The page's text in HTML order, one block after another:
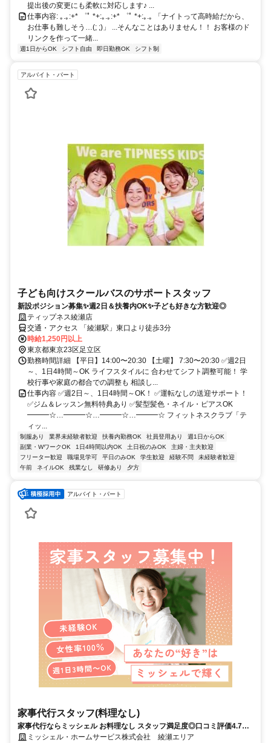
提出後の変更にも柔軟に対応します♪ ...
仕事内容: ｡.｡:+* ゜ﾟ *+:｡.｡:+* ゜ﾟ *+:｡.｡ 「ナイトって高時給だから、
お仕事も難しそう…(; ;)」 ...そんなことはありません！！ お客様のド
リンクを作って一緒...
週1日からOK シフト自由 即日勤務OK シフト制
アルバイト・パート
子ども向けスクールバスのサポートスタッフ
新設ポジション募集✨週2日＆扶養内OK✨子ども好きな方歓迎◎
ティップネス綾瀬店
交通・アクセス 「綾瀬駅」東口より徒歩3分
時給1,250円以上
東京都東京23区足立区
勤務時間詳細 【平日】14:00〜20:30 【土曜】 7:30〜20:30 ✅週2日
～、1日4時間～OK ライフスタイルに 合わせてシフト調整可能！ 学
校行事や家庭の都合での調整も 相談し...
仕事内容 ✅週2日～、1日4時間～OK！ ✅運転なしの送迎サポート！
✅ジム＆レッスン無料特典あり ✅髪型髪色・ネイル・ピアスOK
━━━☆…━━━☆…━━━☆…━━━☆ フィットネスクラブ「テ
ィッ...
制服あり 業界未経験者歓迎 扶養内勤務OK 社員登用あり
週1日からOK
副業・WワークOK
1日4時間以内OK 土日祝のみOK
主婦・主夫歓迎
フリーター歓迎
職場見学可 平日のみOK 学生歓迎 経験不問
未経験者歓迎
午前
ネイルOK 残業なし 研修あり 夕方
アルバイト・パート
家事代行スタッフ(料理なし)
家事代行ならミッシェル お料理なし スタッフ満足度◎口コミ評価4.7以
上 担当制で無理なく働ける◎週１～OK 最寄り駅で面接可能 勤務開始時
ミッシェル・ホームサービス株式会社 綾瀬エリア